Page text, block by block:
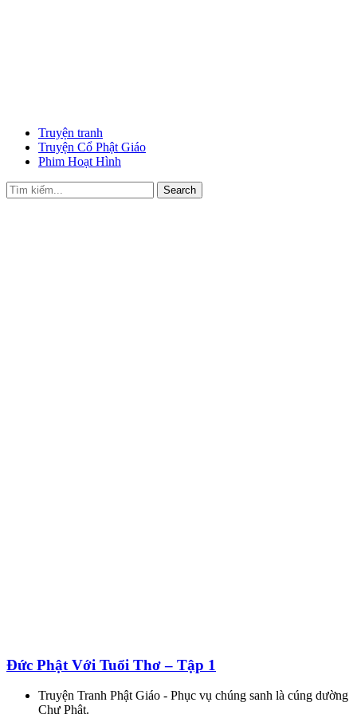
Truyện tranh
Truyện Cổ Phật Giáo
Phim Hoạt Hình
Search
Đức Phật Với Tuổi Thơ – Tập 1
Truyện Tranh Phật Giáo - Phục vụ chúng sanh là cúng dường
Chư Phật.